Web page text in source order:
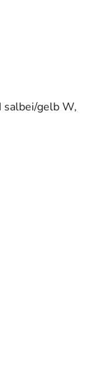
salbei/gelb W,